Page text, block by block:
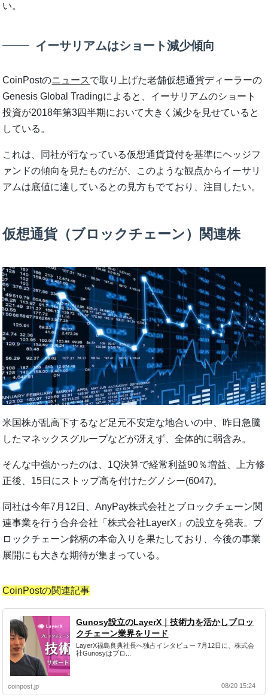
い。
イーサリアムはショート減少傾向
CoinPostのニュースで取り上げた老舗仮想通貨ディーラーの
Genesis Global Tradingによると、イーサリアムのショート
投資が2018年第3四半期において大きく減少を見せていると
している。
これは、同社が行なっている仮想通貨貸付を基準にヘッジフ
ァンドの傾向を見たものだが、このような観点からイーサリ
アムは底値に達しているとの見方もでており、注目したい。
仮想通貨（ブロックチェーン）関連株
米国株が乱高下するなど足元不安定な地合いの中、昨日急騰
したマネックスグループなどが冴えず、全体的に弱含み。
そんな中強かったのは、1Q決算で経常利益90％増益、上方修
正後、15日にストップ高を付けたグノシー(6047)。
同社は今年7月12日、AnyPay株式会社とブロックチェーン関
連事業を行う合弁会社「株式会社LayerX」の設立を発表。ブ
ロックチェーン銘柄の本命入りを果たしており、今後の事業
展開にも大きな期待が集まっている。
CoinPostの関連記事
Gunosy設立のLayerX｜技術力を活かしブロッ
クチェーン業界をリード
LayerX福島良典社長へ独占インタビュー 7月12日に、株式会
社Gunosyはブロ...
coinpost.jp 08/20 15:24